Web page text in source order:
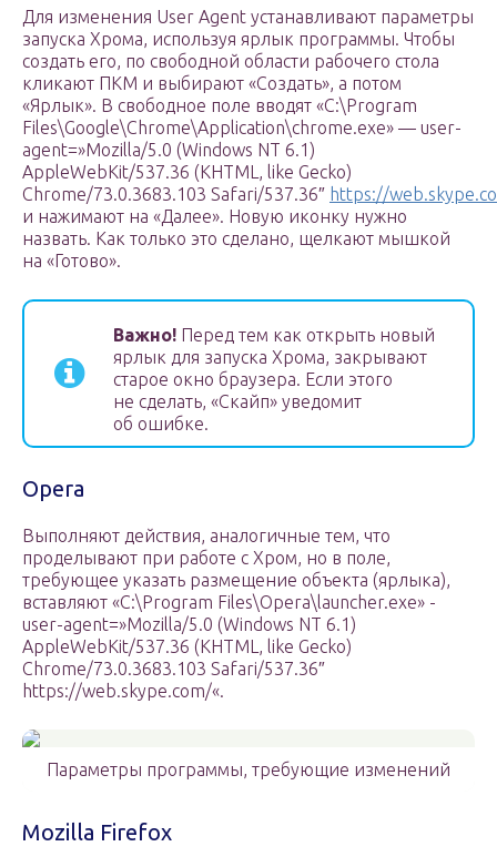
Для изменения User Agent устанавливают параметры
запуска Хрома, используя ярлык программы. Чтобы
создать его, по свободной области рабочего стола
кликают ПКМ и выбирают «Создать», а потом
«Ярлык». В свободное поле вводят «C:\Program
Files\Google\Chrome\Application\chrome.exe» — user-
agent=»Mozilla/5.0 (Windows NT 6.1)
AppleWebKit/537.36 (KHTML, like Gecko)
Chrome/73.0.3683.103 Safari/537.36″ https://
и нажимают на «Далее». Новую иконку нужно
назвать. Как только это сделано, щелкают мышкой
на «Готово».
Важно! Перед тем как открыть новый
ярлык для запуска Хрома, закрывают
старое окно браузера. Если этого
не сделать, «Скайп» уведомит
об ошибке.
Opera
Выполняют действия, аналогичные тем, что
проделывают при работе с Хром, но в поле,
требующее указать размещение объекта (ярлыка),
вставляют «C:\Program Files\Opera\launcher.exe» -
user-agent=»Mozilla/5.0 (Windows NT 6.1)
AppleWebKit/537.36 (KHTML, like Gecko)
Chrome/73.0.3683.103 Safari/537.36″
https://web.skype.com/«.
Параметры программы, требующие изменений
Mozilla Firefox